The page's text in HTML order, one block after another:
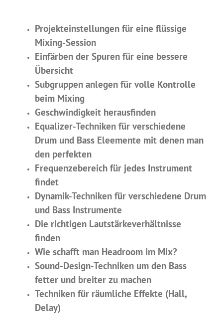
Projekteinstellungen für eine flüssige
Mixing-Session
Einfärben der Spuren für eine bessere
Übersicht
Subgruppen anlegen für volle Kontrolle
beim Mixing
Geschwindigkeit herausfinden
Equalizer-Techniken für verschiedene
Drum und Bass Eleemente mit denen man
den perfekten
Frequenzebereich für jedes Instrument
findet
Dynamik-Techniken für verschiedene Drum
und Bass Instrumente
Die richtigen Lautstärkeverhältnisse
finden
Wie schafft man Headroom im Mix?
Sound-Design-Techniken um den Bass
fetter und breiter zu machen
Techniken für räumliche Effekte (Hall,
Delay)